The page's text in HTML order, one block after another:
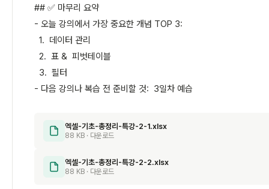
## ✅ 마무리 요약
- 오늘 강의에서 가장 중요한 개념 TOP 3:
1. 데이터 관리
2. 표 & 피벗테이블
3. 필터
- 다음 강의나 복습 전 준비할 것: 3일차 예습
엑셀-기초-총정리-특강-2-1.xlsx
88 KB · 다운로드
엑셀-기초-총정리-특강-2-2.xlsx
88 KB · 다운로드